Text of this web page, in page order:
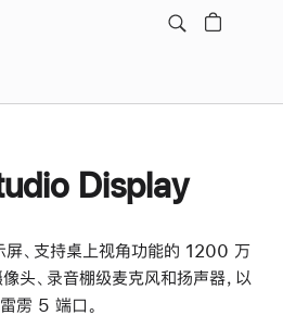
Display
、支持桌上视角功能的 1200 万
、录音棚级麦克风和扬声器，以
雳 5 端口。